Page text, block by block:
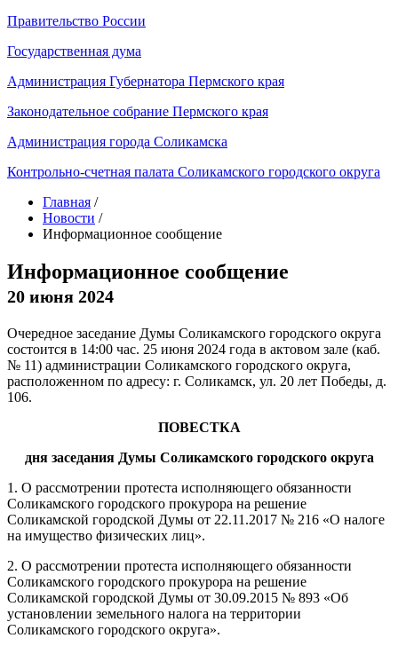
Правительство России
Государственная дума
Администрация Губернатора Пермского края
Законодательное собрание Пермского края
Администрация города Соликамска
Контрольно-счетная палата Соликамского городского округа
Главная /
Новости /
Информационное сообщение
Информационное сообщение
20 июня 2024
Очередное заседание Думы Соликамского городского округа
состоится в 14:00 час. 25 июня 2024 года в актовом зале (каб.
№ 11) администрации Соликамского городского округа,
расположенном по адресу: г. Соликамск, ул. 20 лет Победы, д.
106.
ПОВЕСТКА
дня заседания Думы Соликамского городского округа
1. О рассмотрении протеста исполняющего обязанности
Соликамского городского прокурора на решение
Соликамской городской Думы от 22.11.2017 № 216 «О налоге
на имущество физических лиц».
2. О рассмотрении протеста исполняющего обязанности
Соликамского городского прокурора на решение
Соликамской городской Думы от 30.09.2015 № 893 «Об
установлении земельного налога на территории
Соликамского городского округа».